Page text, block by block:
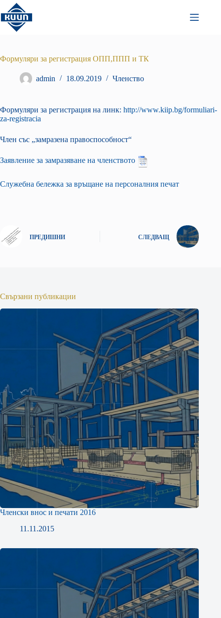
Преминаване
към
съдържанието
Формуляри за регистрация ОПП,ППП и ТК
admin 18.09.2019 Членство
Формуляри за регистрация на линк: http://www.kiip.bg/formuliari-
za-registracia
Член със „замразена правоспособност“
Заявление за замразяване на членството
Служебна бележка за връщане на персоналния печат
ПРЕДИШНИ СЛЕДВАЩ
Свързани публикации
Членски внос и печати 2016
11.11.2015